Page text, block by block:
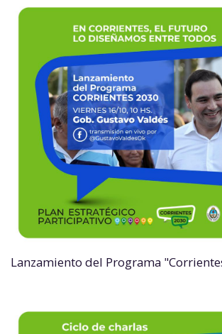
Lanzamiento del Programa